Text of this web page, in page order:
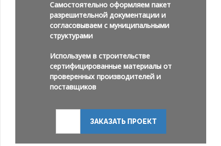
Самостоятельно оформляем пакет
разрешительной документации и
согласовываем с муниципальными
структурами
Используем в строительстве
сертифицированные материалы от
проверенных производителей и
поставщиков
ЗАКАЗАТЬ ПРОЕКТ